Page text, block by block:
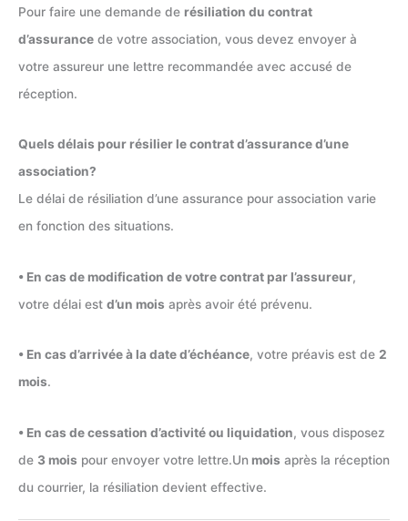
Pour faire une demande de résiliation du contrat
d’assurance de votre association, vous devez envoyer à
votre assureur une lettre recommandée avec accusé de
réception.
Quels délais pour résilier le contrat d’assurance d’une
association?
Le délai de résiliation d’une assurance pour association varie
en fonction des situations.
• En cas de modification de votre contrat par l’assureur,
votre délai est d’un mois après avoir été prévenu.
• En cas d’arrivée à la date d’échéance, votre préavis est de 2
mois.
• En cas de cessation d’activité ou liquidation, vous disposez
de 3 mois pour envoyer votre lettre.Un mois après la réception
du courrier, la résiliation devient effective.